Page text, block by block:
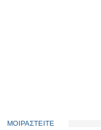
ΜΟΙΡΑΣΤΕΙΤΕ